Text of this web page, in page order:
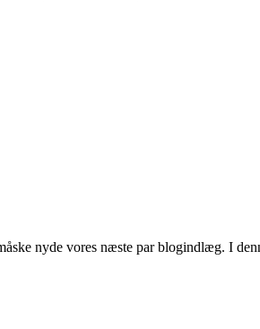
nyde vores næste par blogindlæg. I